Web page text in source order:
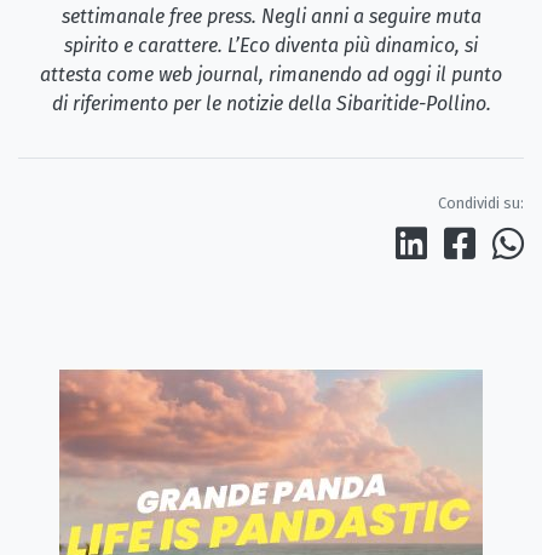
settimanale free press. Negli anni a seguire muta
spirito e carattere. L’Eco diventa più dinamico, si
attesta come web journal, rimanendo ad oggi il punto
di riferimento per le notizie della Sibaritide-Pollino.
Condividi su: